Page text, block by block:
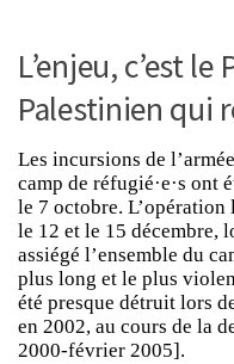
L’enjeu, c’est
Palestinien qui
Les incursions de
camp de réfugié·e·s ont
le 7 octobre.
le 12 et le 15 décembre,
assiégé l’ensemble du
plus long et le plus
été presque détruit lors
en 2002, au cours de la
2000-février 2005].